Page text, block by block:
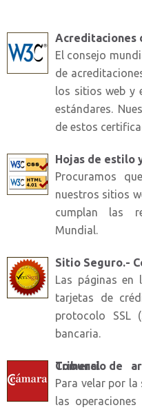
Acreditaciones
El consejo
de
los sitios web y
estándares.
de estos
Hojas de estilo
Procuramos
nuestros sitios
cumplan las
Mundial.
Sitio Seguro.-
Las páginas en
tarjetas de
protocolo SSL
bancaria.
Tribunal de arbitraje de las Cámaras de Comercio
Para velar por
las